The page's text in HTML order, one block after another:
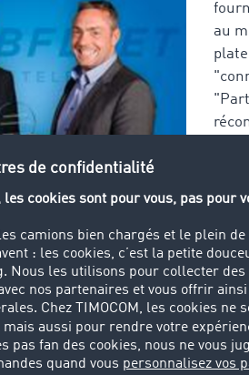
au
et
spécialiste du télématique,
une vraie valeur ajoutée aux
technico-commercial de
est évident : "Les utilisateurs
connecter à TC eMap avec